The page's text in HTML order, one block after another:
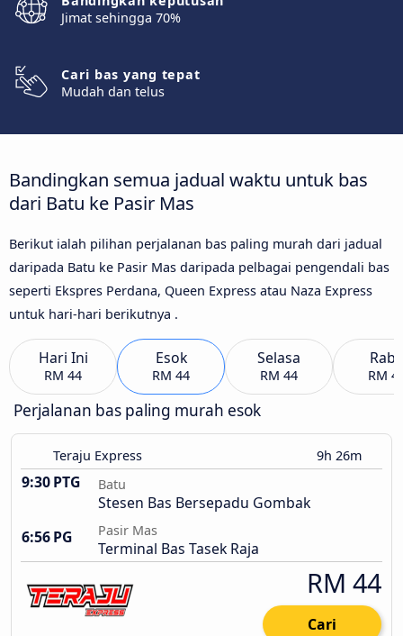
Jimat sehingga 70%
Cari bas yang tepat
Mudah dan telus
Bandingkan semua jadual waktu untuk bas
dari Batu ke Pasir Mas
Berikut ialah pilihan perjalanan bas paling murah dari jadual
daripada Batu ke Pasir Mas daripada pelbagai pengendali bas
seperti Ekspres Perdana, Queen Express atau Naza Express
untuk hari-hari berikutnya .
Hari Ini
RM 44
Esok
RM 44
Selasa
RM 44 RM
Perjalanan bas paling murah esok
Teraju Express 9h 26m
9:30 PTG Batu
Stesen Bas Bersepadu Gombak
6:56 PG
Pasir Mas
Terminal Bas Tasek Raja
RM 44
Cari